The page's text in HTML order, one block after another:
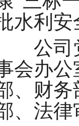
水利安
公司党
会办公
、财务
、法律